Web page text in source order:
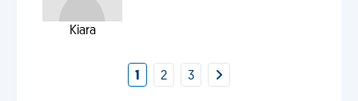
Kiara
1 2 3